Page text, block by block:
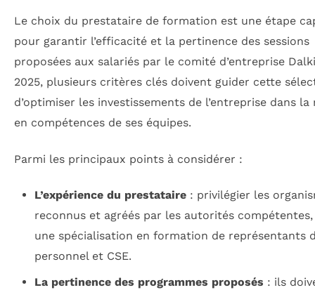
Le choix du prestataire de formation est une étape
pour garantir l’efficacité et la pertinence des sessions
proposées aux salariés par le comité d’entreprise
2025, plusieurs critères clés doivent guider cette
d’optimiser les investissements de l’entreprise dans la
en compétences de ses équipes.
Parmi les principaux points à considérer :
L’expérience du prestataire: privilégier les
reconnus et agréés par les autorités
une spécialisation en formation de représentants
personnel et CSE.
La pertinence des programmes proposés : ils